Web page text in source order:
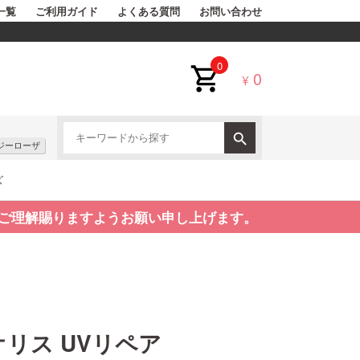
覧 ご利用ガイド よくある質問 お問い合わせ
0
¥ 0
ーローザ
解賜りますようお願い申し上げます。
ス UVリペア